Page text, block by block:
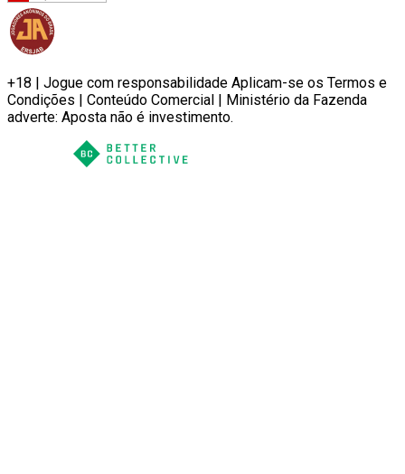
+18 | Jogue com responsabilidade Aplicam-se os Termos e
Condições | Conteúdo Comercial | Ministério da Fazenda
adverte: Aposta não é investimento.